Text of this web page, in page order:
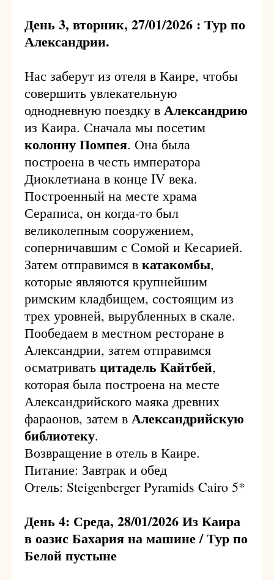
День 3, вторник, 27/01/2026 : Тур по
Александрии.
Нас заберут из отеля в Каире, чтобы
совершить увлекательную
однодневную поездку в Александрию
из Каира. Сначала мы посетим
колонну Помпея. Она была
построена в честь императора
Диоклетиана в конце IV века.
Построенный на месте храма
Сераписа, он когда-то был
великолепным сооружением,
соперничавшим с Сомой и Кесарией.
Затем отправимся в катакомбы,
которые являются крупнейшим
римским кладбищем, состоящим из
трех уровней, вырубленных в скале.
Пообедаем в местном ресторане в
Александрии, затем отправимся
осматривать цитадель Кайтбей,
которая была построена на месте
Александрийского маяка древних
фараонов, затем в Александрийскую
библиотеку.
Возвращение в отель в Каире.
Питание: Завтрак и обед
Отель: Steigenberger Pyramids Cairo 5*
День 4: Среда, 28/01/2026 Из Каира
в оазис Бахария на машине / Тур по
Белой пустыне